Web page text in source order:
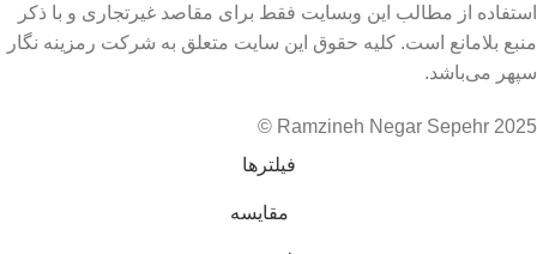
استفاده از مطالب این وبسایت فقط برای مقاصد غیرتجاری و با ذکر
منبع بلامانع است. کلیه حقوق این سایت متعلق به شرکت رمزینه نگار
سپهر می‌باشد.
Ramzineh Negar Sepehr 2025 ©
فیلترها
مقایسه